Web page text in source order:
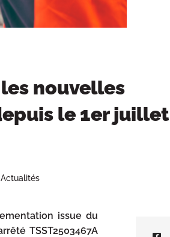
nouvelles
le 1er juillet
Actualités
issue du
TSST2503467A